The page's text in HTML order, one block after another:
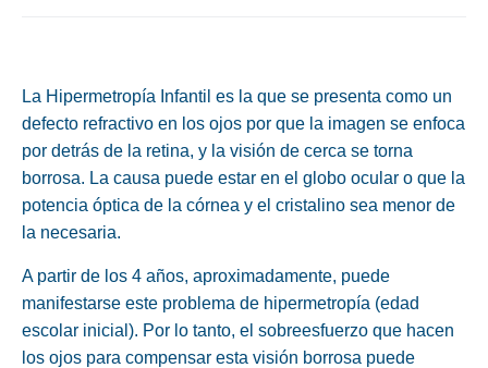
La Hipermetropía Infantil es la que se presenta como un
defecto refractivo en los ojos por que la imagen se enfoca
por detrás de la retina, y la visión de cerca se torna
borrosa. La causa puede estar en el globo ocular o que la
potencia óptica de la córnea y el cristalino sea menor de
la necesaria.
A partir de los 4 años, aproximadamente, puede
manifestarse este problema de hipermetropía (edad
escolar inicial). Por lo tanto, el sobreesfuerzo que hacen
los ojos para compensar esta visión borrosa puede